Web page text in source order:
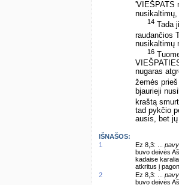
'VIEŠPATS
nusikaltimų,
14 Tada
raudančios
nusikaltimų
16
nugaras
žemės
bjaurieji
kraštą
tad pykčio
ausis, bet jų
IŠNAŠOS:
1
Ez 8,3: ...
buvo deivės
kadaise
atkritus į
2
Ez 8,3: ...
buvo deivės